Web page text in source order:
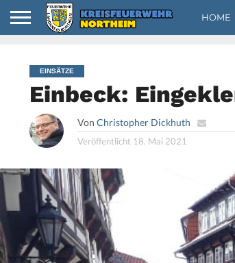
HOME
EINSÄTZE
Einbeck:
Von Christopher Dickhuth
Veröffentlicht 18. Mai 2021